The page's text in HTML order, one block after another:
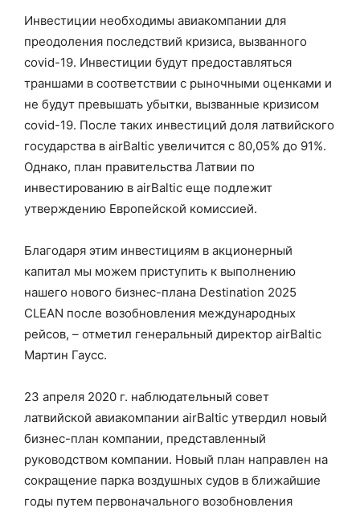
Инвестиции необходимы авиакомпании для
преодоления последствий кризиса, вызванного
covid-19. Инвестиции будут предоставляться
траншами в соответствии с рыночными оценками и
не будут превышать убытки, вызванные кризисом
covid-19. После таких инвестиций доля латвийского
государства в airBaltic увеличится с 80,05% до 91%.
Однако, план правительства Латвии по
инвестированию в airBaltic еще подлежит
утверждению Европейской комиссией.
Благодаря этим инвестициям в акционерный
капитал мы можем приступить к выполнению
нашего нового бизнес-плана Destination 2025
CLEAN после возобновления международных
рейсов, – отметил генеральный директор airBaltic
Мартин Гаусс.
23 апреля 2020 г. наблюдательный совет
латвийской авиакомпании airBaltic утвердил новый
бизнес-план компании, представленный
руководством компании. Новый план направлен на
сокращение парка воздушных судов в ближайшие
годы путем первоначального возобновления